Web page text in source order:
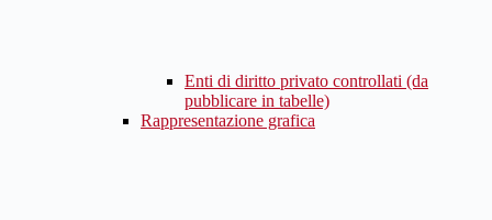
Enti di diritto privato controllati (da
pubblicare in tabelle)
Rappresentazione grafica